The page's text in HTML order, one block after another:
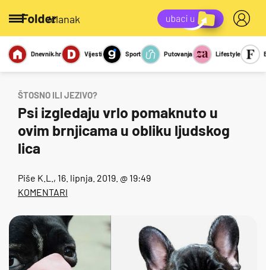
/članak
Miks Kviz
Report
Sexy
Dnevnik.hr Vijesti Sport Putovanja Lifestyle
ŠTOSNO ILI JEZIVO?
Psi izgledaju vrlo pomaknuto u
ovim brnjicama u obliku ljudskog
lica
Piše K.L. , 16. lipnja. 2019. @ 19:49
KOMENTARI